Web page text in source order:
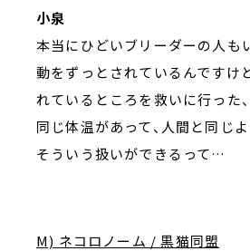
小泉
本当にひどいブリーダーの人も
動をずっとされているんですけ
れているところを救いに行った
同じ体温があって、人間と同じ
そういう扱いができるって…
M) ネコロノーム / 黒猫同盟